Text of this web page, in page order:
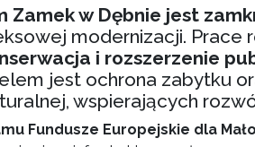
Zamek w Dębnie jest
modernizacji. Prace
i rozszerzenie
jest ochrona zabytku
wspierających
Fundusze Europejskie dla